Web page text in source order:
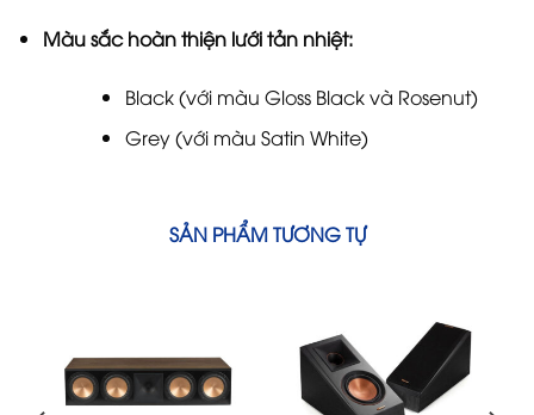
Màu sắc hoàn thiện lưới tản nhiệt:
Black (với màu Gloss Black và Rosenut)
Grey (với màu Satin White)
SẢN PHẨM TƯƠNG TỰ